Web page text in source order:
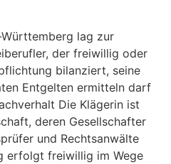
lag zur
der freiwillig oder
bilanziert, seine
Entgelten ermitteln darf
Die Klägerin ist
deren Gesellschafter
und Rechtsanwälte
erfolgt freiwillig im Wege